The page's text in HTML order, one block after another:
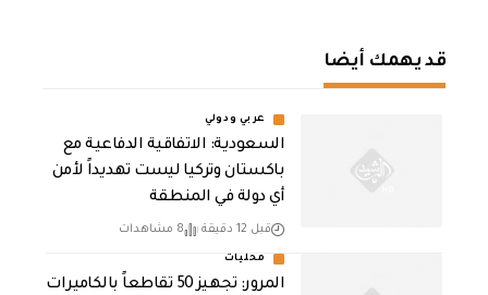
قد يهمك أيضا
عربي ودولي
السعودية: الاتفاقية الدفاعية مع
باكستان وتركيا ليست تهديداً لأمن
أي دولة في المنطقة
قبل 12 دقيقة 8 مشاهدات
محليات
المرور: تجهيز 50 تقاطعاً بالكاميرات